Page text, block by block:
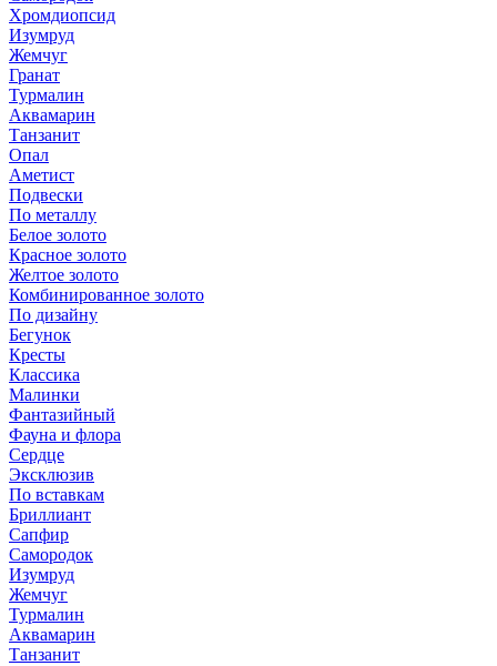
Хромдиопсид
Изумруд
Жемчуг
Гранат
Турмалин
Аквамарин
Танзанит
Опал
Аметист
Подвески
По металлу
Белое золото
Красное золото
Желтое золото
Комбинированное золото
По дизайну
Бегунок
Кресты
Классика
Малинки
Фантазийный
Фауна и флора
Сердце
Эксклюзив
По вставкам
Бриллиант
Сапфир
Самородок
Изумруд
Жемчуг
Турмалин
Аквамарин
Танзанит